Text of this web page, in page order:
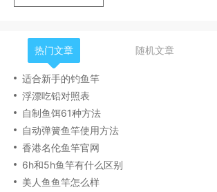
热门文章 随机文章
适合新手的钓鱼竿
浮漂吃铅对照表
自制鱼饵61种方法
自动弹簧鱼竿使用方法
香港名伦鱼竿官网
6h和5h鱼竿有什么区别
美人鱼鱼竿怎么样